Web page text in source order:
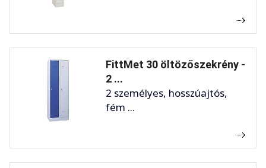
FittMet 30 öltözőszekrény -
2 ...
2 személyes, hosszúajtós,
fém ...